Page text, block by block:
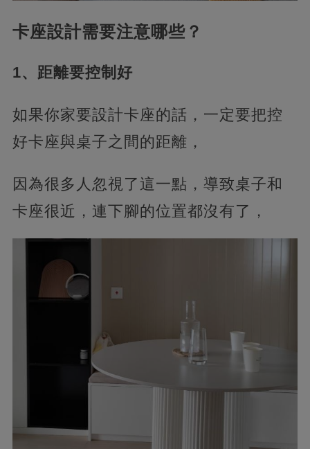
卡座設計需要注意哪些？
1、距離要控制好
如果你家要設計卡座的話，一定要把控
好卡座與桌子之間的距離，
因為很多人忽視了這一點，導致桌子和
卡座很近，連下腳的位置都沒有了，